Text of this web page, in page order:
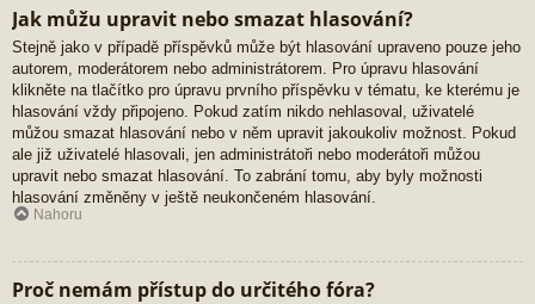
Jak můžu upravit nebo smazat hlasování?
Stejně jako v případě příspěvků může být hlasování upraveno pouze jeho
autorem, moderátorem nebo administrátorem. Pro úpravu hlasování
klikněte na tlačítko pro úpravu prvního příspěvku v tématu, ke kterému je
hlasování vždy připojeno. Pokud zatím nikdo nehlasoval, uživatelé
můžou smazat hlasování nebo v něm upravit jakoukoliv možnost. Pokud
ale již uživatelé hlasovali, jen administrátoři nebo moderátoři můžou
upravit nebo smazat hlasování. To zabrání tomu, aby byly možnosti
hlasování změněny v ještě neukončeném hlasování.
Nahoru
Proč nemám přístup do určitého fóra?